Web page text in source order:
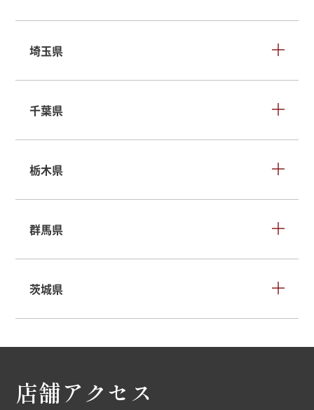
埼玉県
千葉県
栃木県
群馬県
茨城県
店舗アクセス